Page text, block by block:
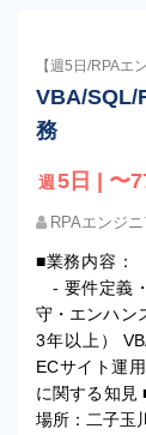
【週5日/RPAエ
VBA/SQL/
務
週 5日 | 〜
RPAエンジニ
■業務内容：
- 要件定義
守・エンハン
3年以上）
ECサイト運
に関する知見
場所：二子玉